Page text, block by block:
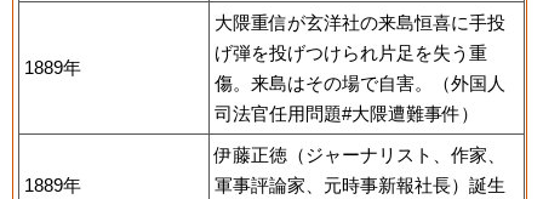
1889年
大隈重信が玄洋社の来島恒喜に手投
げ弾を投げつけられ片足を失う重
傷。来島はその場で自害。（外国人
司法官任用問題#大隈遭難事件）
1889年
伊藤正徳（ジャーナリスト、作家、
軍事評論家、元時事新報社長）誕生